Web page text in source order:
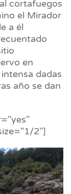
cortafuegos
el Mirador
a él
en
dadas
año se dan
2"]